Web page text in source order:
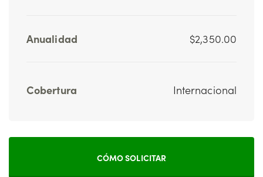
Anualidad $2,350.00
Cobertura Internacional
CÓMO SOLICITAR